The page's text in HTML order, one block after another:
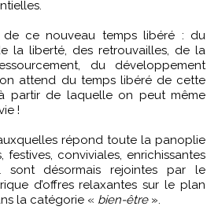
ce nouveau temps libéré : du
la liberté, des retrouvailles, de la
du développement
attend du temps libéré de cette
partir de laquelle on peut même
!
répond toute la panoplie
festives, conviviales, enrichissantes
désormais rejointes par le
d’offres relaxantes sur le plan
la catégorie « bien-être ».